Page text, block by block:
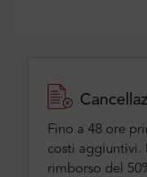
Fino a 48 ore
costi aggiuntivi.
rimborso del